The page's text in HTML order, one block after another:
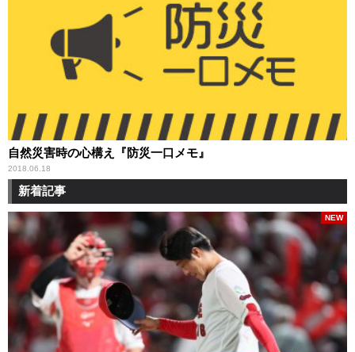
自然災害時の心構え『防災一口メモ』
2018.06.18
新着記事
NEW